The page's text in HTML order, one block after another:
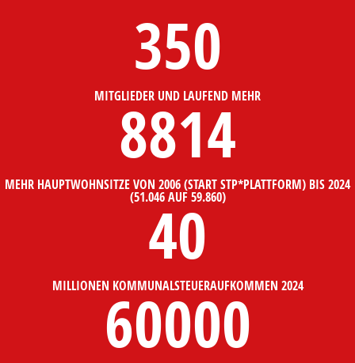
350
MITGLIEDER UND LAUFEND MEHR
8814
MEHR HAUPTWOHNSITZE VON 2006 (START STP*PLATTFORM) BIS 2024
(51.046 AUF 59.860)
40
MILLIONEN KOMMUNALSTEUERAUFKOMMEN 2024
60000